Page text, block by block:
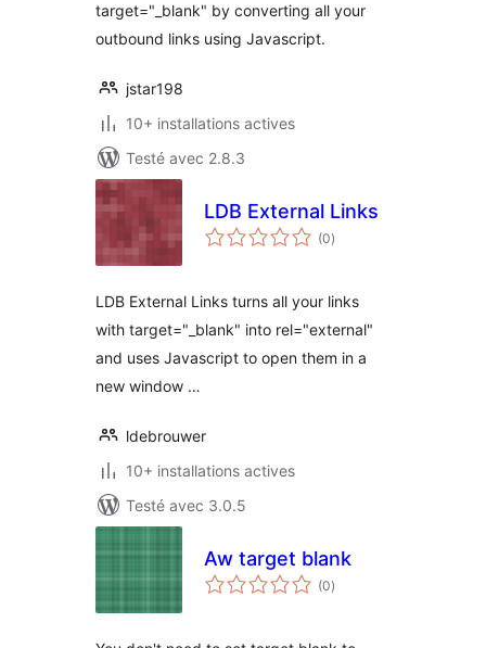
target="_blank" by converting all your
outbound links using Javascript.
jstar198
10+ installations actives
Testé avec 2.8.3
LDB External Links
(0notes
en
)
LDB External Links turns all your links
with target="_blank" into rel="external"
and uses Javascript to open them in a
new window …
ldebrouwer
10+ installations actives
Testé avec 3.0.5
Aw target blank
(0notes
en
)